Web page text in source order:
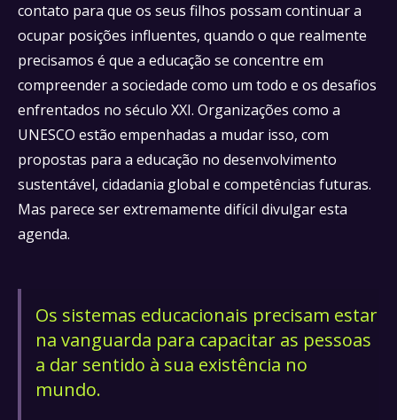
contato para que os seus filhos possam continuar a
ocupar posições influentes, quando o que realmente
precisamos é que a educação se concentre em
compreender a sociedade como um todo e os desafios
enfrentados no século XXI. Organizações como a
UNESCO estão empenhadas a mudar isso, com
propostas para a educação no desenvolvimento
sustentável, cidadania global e competências futuras.
Mas parece ser extremamente difícil divulgar esta
agenda.
Os sistemas educacionais precisam estar
na vanguarda para capacitar as pessoas
a dar sentido à sua existência no
mundo.